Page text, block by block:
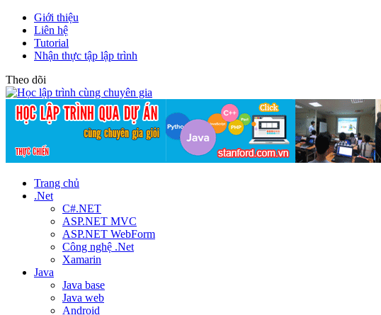
Giới thiệu
Liên hệ
Tutorial
Nhận thực tập lập trình
Theo dõi
Trang chủ
.Net
C#.NET
ASP.NET MVC
ASP.NET WebForm
Công nghệ .Net
Xamarin
Java
Java base
Java web
Android